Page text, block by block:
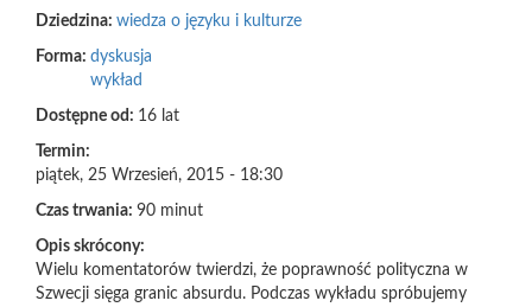
Dziedzina: wiedza o języku i kulturze
Forma: dyskusja
wykład
Dostępne od: 16 lat
Termin:
piątek, 25 Wrzesień, 2015 - 18:30
Czas trwania: 90 minut
Opis skrócony:
Wielu komentatorów twierdzi, że poprawność polityczna w
Szwecji sięga granic absurdu. Podczas wykładu spróbujemy